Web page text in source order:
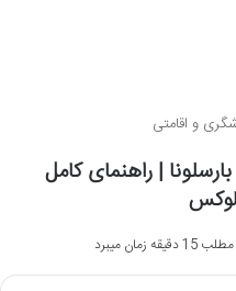
و اقامتی
| راهنمای کامل
لوکس
زمان میبرد